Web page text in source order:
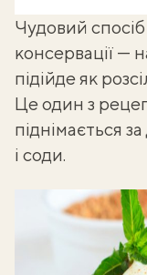
Чудовий
консервації —
підійде як
Це один з
піднімається
і соди.
Shuba корисності